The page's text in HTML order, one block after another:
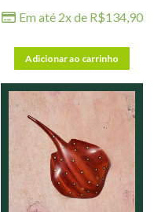
Em até 2x de R$134,90
Adicionar ao carrinho